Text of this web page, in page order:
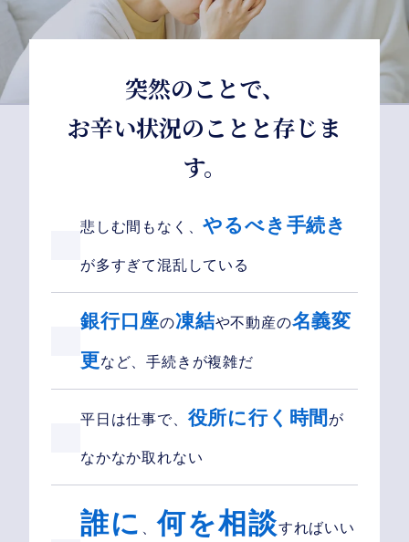
突然のことで、
お辛い状況のことと存じま
す。
悲しむ間もなく、やるべき手続き
が多すぎて混乱している
銀行口座の凍結や不動産の名義変
更など、手続きが複雑だ
平日は仕事で、 役所に行く時間が
なかなか取れない
誰に 、何を相談すればいい